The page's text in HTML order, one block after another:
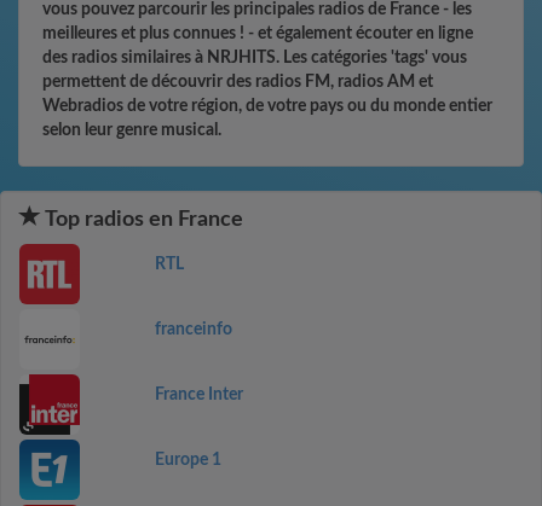
vous pouvez parcourir les principales radios de France - les
meilleures et plus connues ! - et également écouter en ligne
des radios similaires à NRJHITS. Les catégories 'tags' vous
permettent de découvrir des radios FM, radios AM et
Webradios de votre région, de votre pays ou du monde entier
selon leur genre musical.
Top radios en France
RTL
franceinfo
France Inter
Europe 1